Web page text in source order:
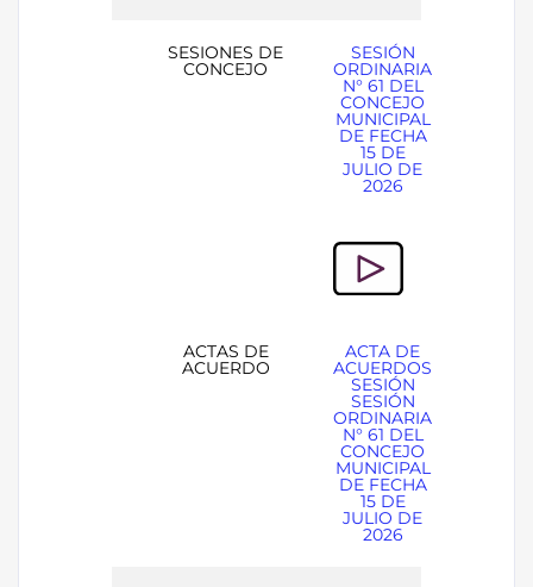
SESIONES DE
CONCEJO
SESIÓN
ORDINARIA
N° 61 DEL
CONCEJO
MUNICIPAL
DE FECHA
15 DE
JULIO DE
2026
ACTAS DE
ACUERDO
ACTA DE
ACUERDOS
SESIÓN
SESIÓN
ORDINARIA
N° 61 DEL
CONCEJO
MUNICIPAL
DE FECHA
15 DE
JULIO DE
2026